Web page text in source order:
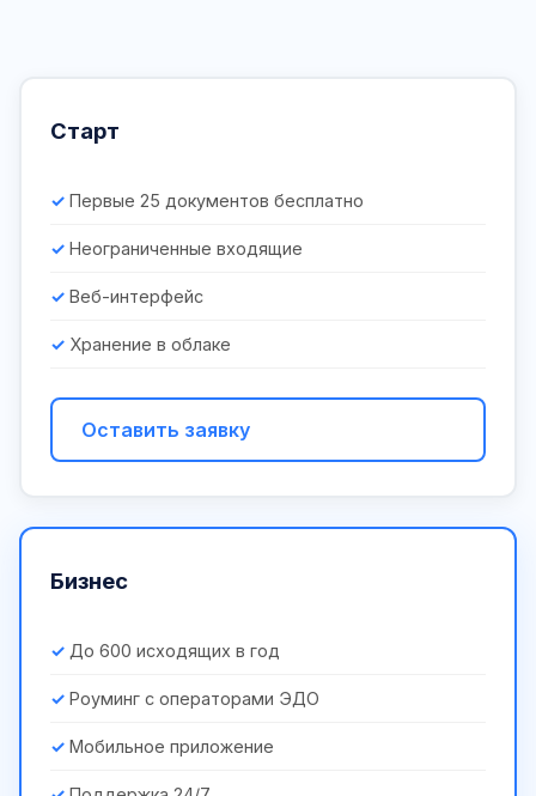
Старт
Первые 25 документов бесплатно
Неограниченные входящие
Веб-интерфейс
Хранение в облаке
Оставить заявку
Бизнес
До 600 исходящих в год
Роуминг с операторами ЭДО
Мобильное приложение